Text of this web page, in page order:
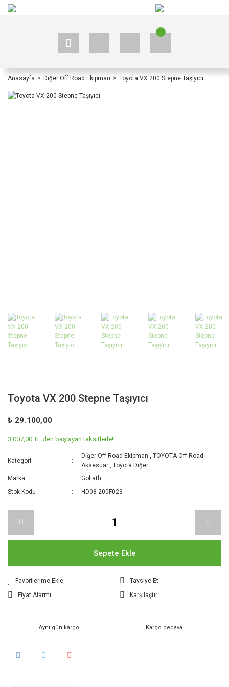
Anasayfa Diğer Off Road Ekipman Toyota VX 200 Stepne Taşıyıcı
Toyota VX 200 Stepne Taşıyıcı
₺ 29.100,00
3.007,00 TL den başlayan taksitlerle!!
Kategori
Diğer Off Road Ekipman ,TOYOTA Off Road
Aksesuar
,Toyota Diğer
Marka
Goliath
Stok Kodu
HD08-200F023
Sepete Ekle
Tavsiye Et
Fiyat Alarmı
Karşılaştır
Aynı gün kargo Kargo bedava